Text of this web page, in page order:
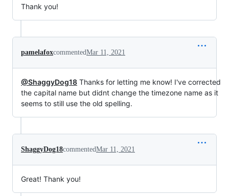
Thank you!
pamelafoxcommentedMar 11, 2021
@ShaggyDog18 Thanks for letting me know! I've corrected
the capital name but didnt change the timezone name as it
seems to still use the old spelling.
ShaggyDog18commentedMar 11, 2021
Great! Thank you!